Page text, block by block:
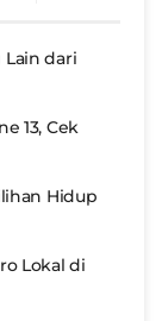
Lain dari
13, Cek
Hidup
Lokal di